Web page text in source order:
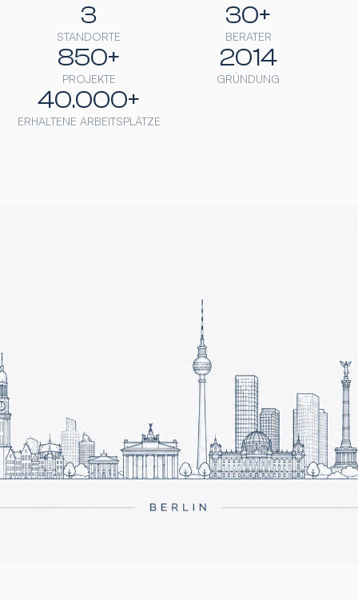
STANDORTE
3
BERATER
30+
PROJEKTE
850+
GRÜNDUNG
2014
ERHALTENE ARBEITSPLÄTZE
40.000+